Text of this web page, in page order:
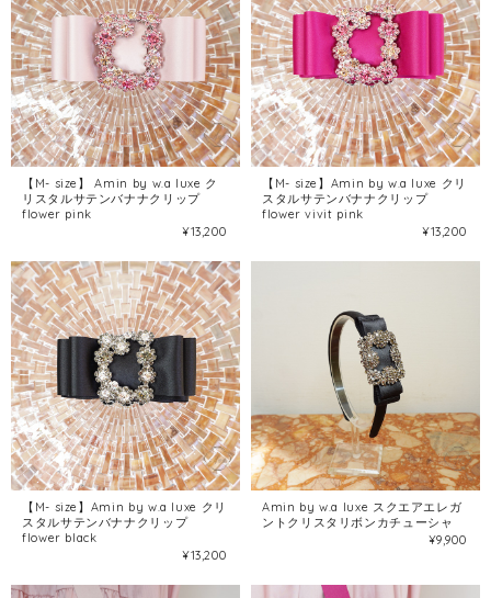
【M- size】 Amin by w.a luxe ク
リスタルサテンバナナクリップ
flower pink
¥13,200
【M- size】Amin by w.a luxe クリ
スタルサテンバナナクリップ
flower vivit pink
¥13,200
【M- size】Amin by w.a luxe クリ
スタルサテンバナナクリップ
flower black
¥13,200
Amin by w.a luxe スクエアエレガ
ントクリスタリボンカチューシャ
¥9,900